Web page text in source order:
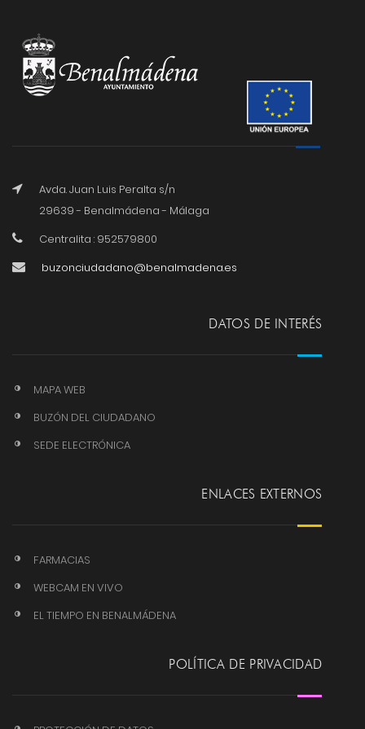
Avda. Juan Luis Peralta s/n
29639 - Benalmádena - Málaga
Centralita : 952579800
buzonciudadano@benalmadena.es
DATOS DE INTERÉS
MAPA WEB
BUZÓN DEL CIUDADANO
SEDE ELECTRÓNICA
ENLACES EXTERNOS
FARMACIAS
WEBCAM EN VIVO
EL TIEMPO EN BENALMÁDENA
POLÍTICA DE PRIVACIDAD